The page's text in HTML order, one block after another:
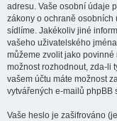
adresu. Vaše osobní údaje
zákony o ochraně osobních
sídlíme. Jakékoliv jiné
vašeho uživatelského
můžeme zvolit jako
možnost rozhodnout, zda-li
vašem účtu máte možnost
vytvářených e-mailů phpBB
Vaše heslo je zašifrováno